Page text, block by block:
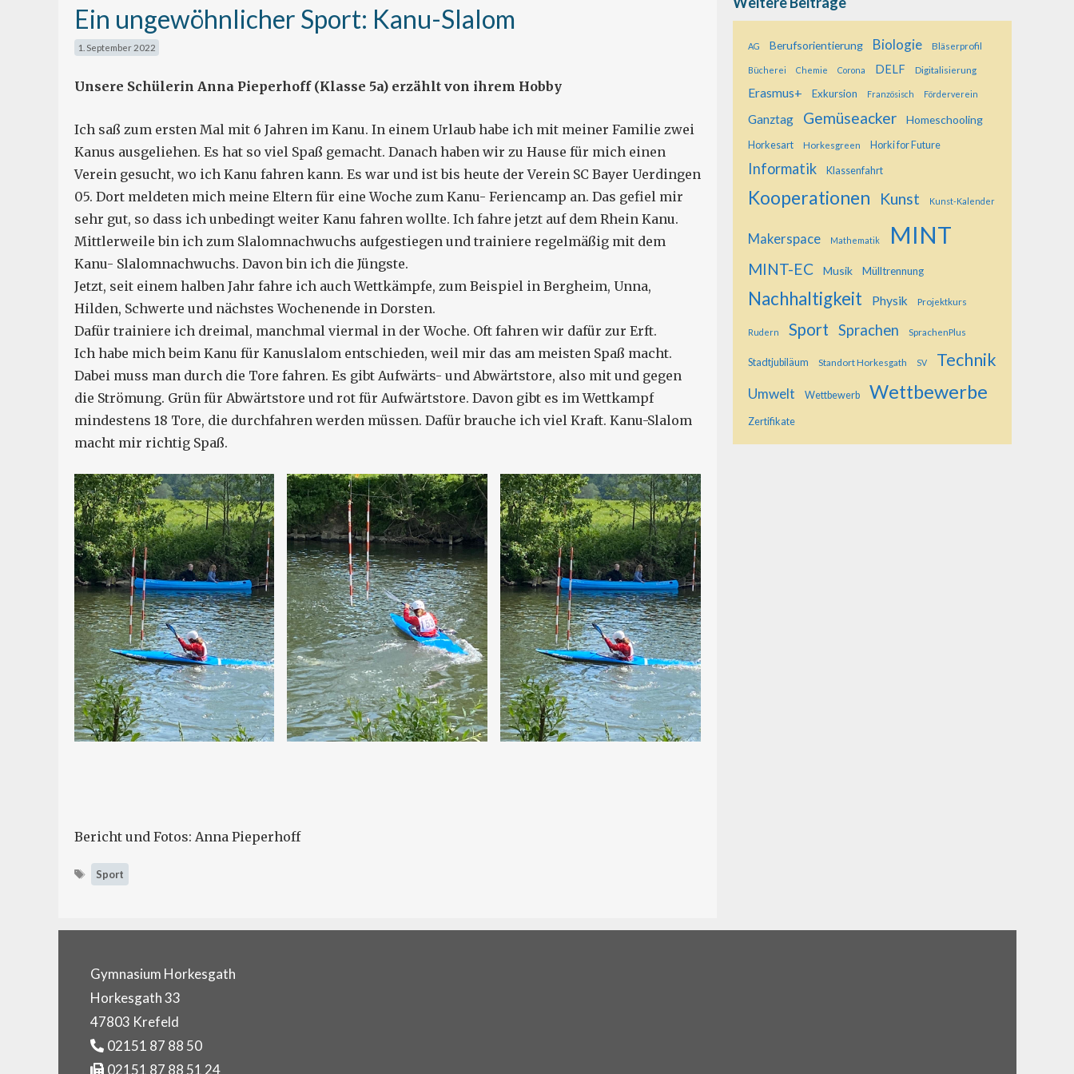
Ein ungewöhnlicher Sport: Kanu-Slalom
1. September 2022
Unsere Schülerin Anna Pieperhoff (Klasse 5a) erzählt von ihrem Hobby
Ich saß zum ersten Mal mit 6 Jahren im Kanu. In einem Urlaub habe ich mit meiner Familie zwei
Kanus ausgeliehen. Es hat so viel Spaß gemacht. Danach haben wir zu Hause für mich einen
Verein gesucht, wo ich Kanu fahren kann. Es war und ist bis heute der Verein SC Bayer Uerdingen
05. Dort meldeten mich meine Eltern für eine Woche zum Kanu- Feriencamp an. Das gefiel mir
sehr gut, so dass ich unbedingt weiter Kanu fahren wollte. Ich fahre jetzt auf dem Rhein Kanu.
Mittlerweile bin ich zum Slalomnachwuchs aufgestiegen und trainiere regelmäßig mit dem
Kanu- Slalomnachwuchs. Davon bin ich die Jüngste.
Jetzt, seit einem halben Jahr fahre ich auch Wettkämpfe, zum Beispiel in Bergheim, Unna,
Hilden, Schwerte und nächstes Wochenende in Dorsten.
Dafür trainiere ich dreimal, manchmal viermal in der Woche. Oft fahren wir dafür zur Erft.
Ich habe mich beim Kanu für Kanuslalom entschieden, weil mir das am meisten Spaß macht.
Dabei muss man durch die Tore fahren. Es gibt Aufwärts- und Abwärtstore, also mit und gegen
die Strömung. Grün für Abwärtstore und rot für Aufwärtstore. Davon gibt es im Wettkampf
mindestens 18 Tore, die durchfahren werden müssen. Dafür brauche ich viel Kraft. Kanu-Slalom
macht mir richtig Spaß.
Bericht und Fotos: Anna Pieperhoff
Schlagwörter
Sport
AG Berufsorientierung Biologie Bläserprofil
Bücherei Chemie Corona DELF Digitalisierung
Erasmus+ Exkursion Französisch Förderverein
Ganztag Gemüseacker Homeschooling
Horkesart Horkesgreen Horki for Future
Informatik Klassenfahrt
Kooperationen Kunst Kunst-Kalender
Makerspace Mathematik MINT
MINT-EC Musik Mülltrennung
Nachhaltigkeit Physik Projektkurs
Rudern Sport Sprachen SprachenPlus
Stadtjubiläum Standort Horkesgath SV Technik
Umwelt Wettbewerb Wettbewerbe
Zertifikate
Gymnasium Horkesgath
Horkesgath 33
47803 Krefeld
02151 87 88 50
02151 87 88 51 24